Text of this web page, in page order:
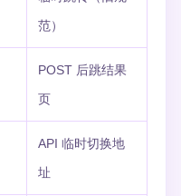
范）
POST 后跳结果
页
API 临时切换地
址